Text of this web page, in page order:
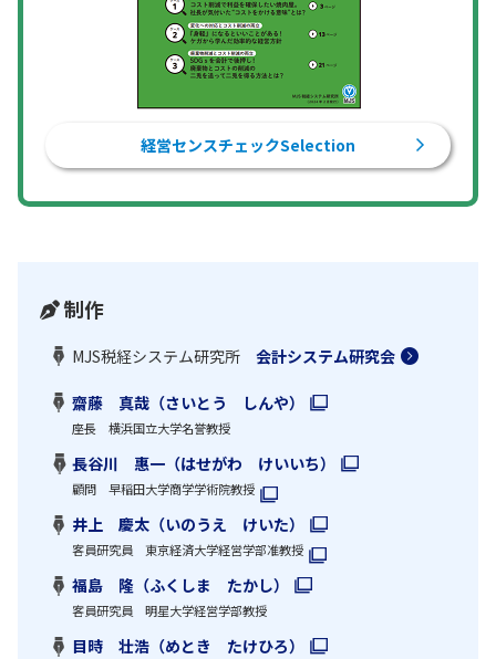
経営センスチェックSelection
制作
MJS税経システム研究所 会計システム研究会
齋藤 真哉（さいとう しんや）
座長 横浜国立大学名誉教授
長谷川 惠一（はせがわ けいいち）
顧問 早稲田大学商学学術院教授
井上 慶太（いのうえ けいた）
客員研究員 東京経済大学経営学部准教授
福島 隆（ふくしま たかし）
客員研究員 明星大学経営学部教授
目時 壮浩（めとき たけひろ）